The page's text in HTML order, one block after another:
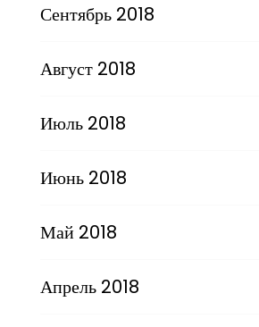
Сентябрь 2018
Август 2018
Июль 2018
Июнь 2018
Май 2018
Апрель 2018